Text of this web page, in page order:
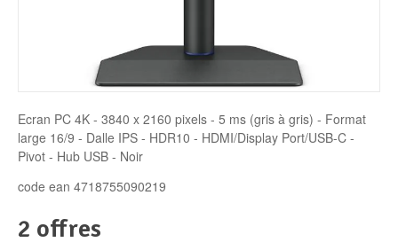
Ecran PC 4K - 3840 x 2160 pixels - 5 ms (gris à gris) - Format
large 16/9 - Dalle IPS - HDR10 - HDMI/Display Port/USB-C -
Pivot - Hub USB - Noir
code ean 4718755090219
2 offres